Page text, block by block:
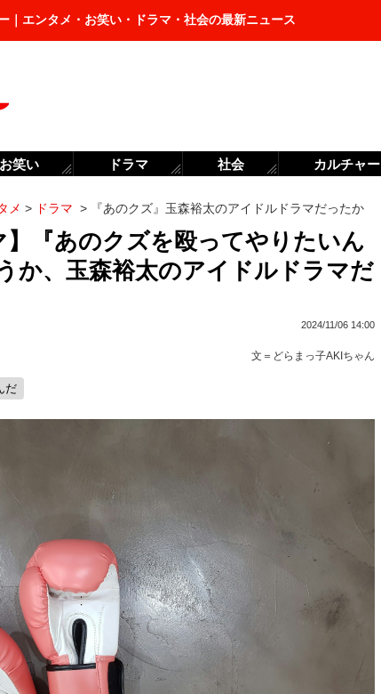
｜エンタメ・お笑い・ドラマ・社会の最新ニュース
メ > ドラマ > 『あのクズ』玉森裕太のアイドルドラマだったか
】『あのクズを殴ってやりたいん
か、玉森裕太のアイドルドラマだ
2024/11/06 14:00
文＝ どらまっ子AKIちゃん
だ
お笑い ドラマ 社会 カルチャー